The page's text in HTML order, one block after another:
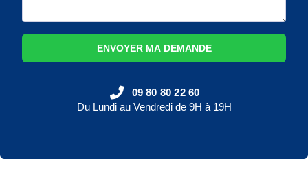
ENVOYER MA DEMANDE
09 80 80 22 60
Du Lundi au Vendredi de 9H à 19H